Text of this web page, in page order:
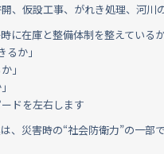
、仮設工事、がれき処理、河川
に在庫と整備体制を整えている
るか」
」
ドを左右します
、災害時の“社会防衛力”の一部